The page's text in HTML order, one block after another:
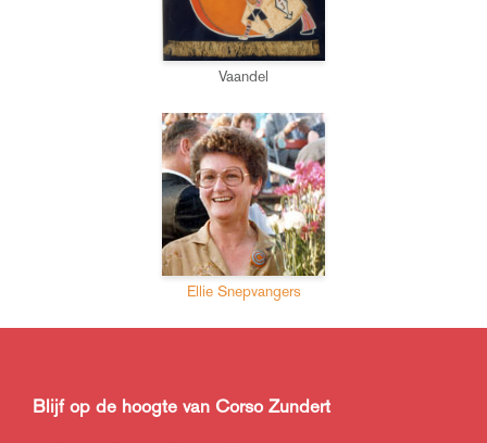
Vaandel
Ellie Snepvangers
Blijf op de hoogte van Corso Zundert